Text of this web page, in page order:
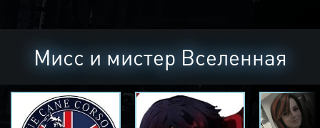
Мисс и мистер Вселенная